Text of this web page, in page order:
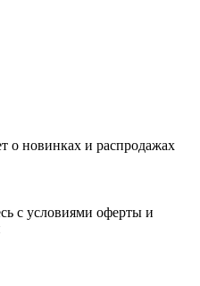
о новинках и распродажах
с условиями оферты и